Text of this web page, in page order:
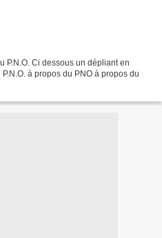
P.N.O. Ci dessous un dépliant en
à propos du PNO à propos du